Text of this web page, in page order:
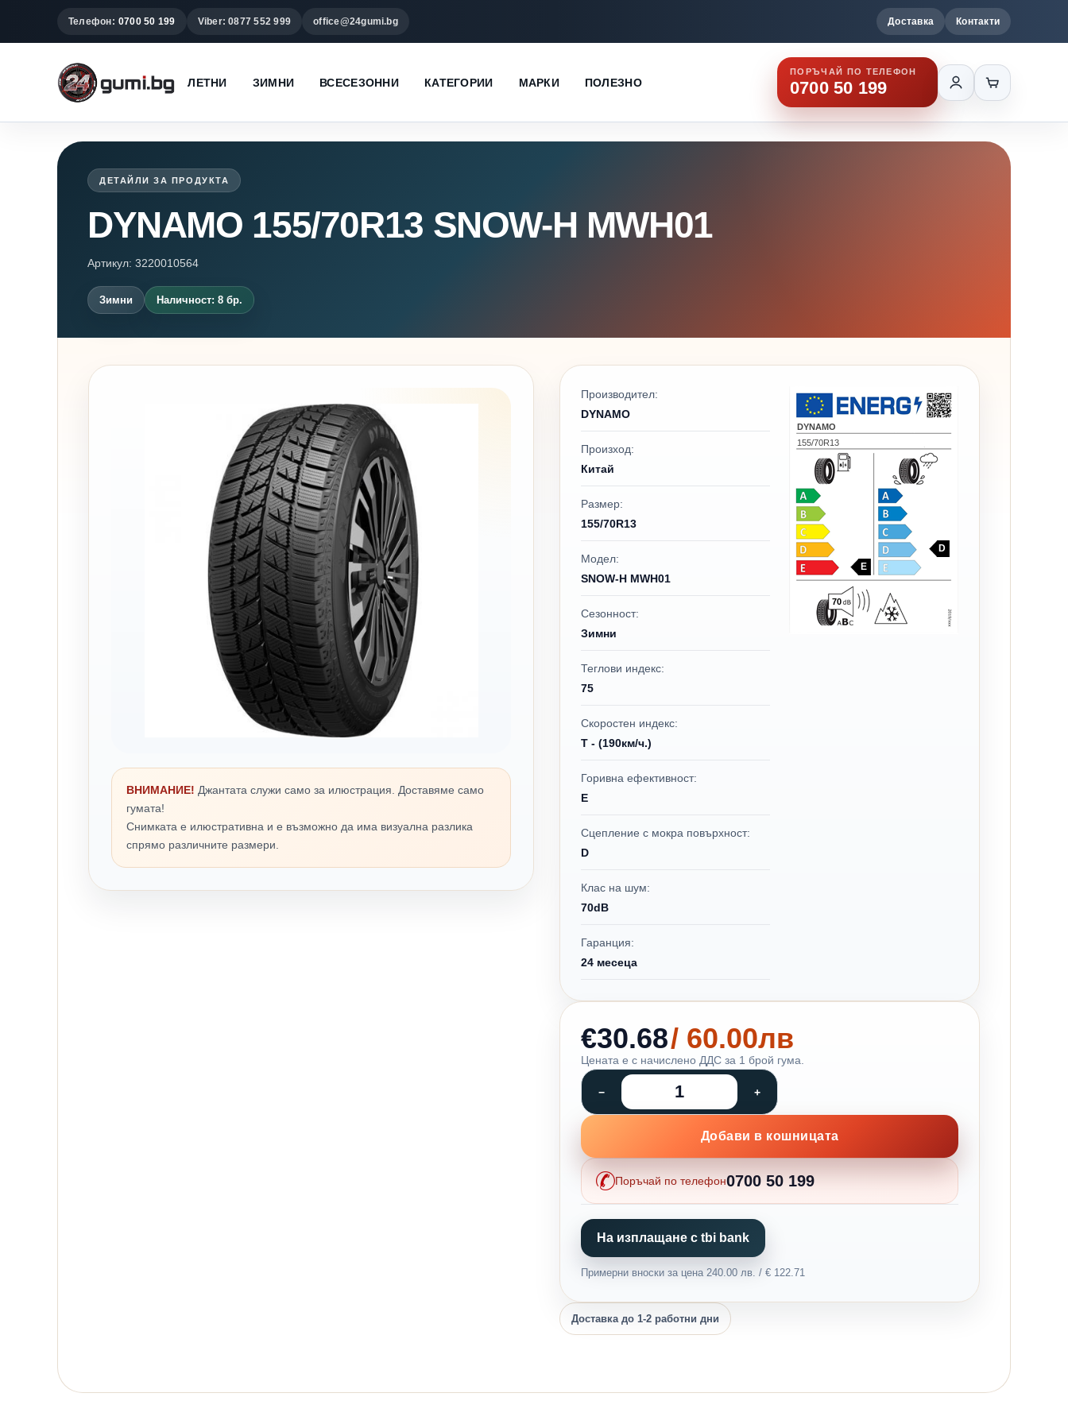
Телефон: 0700 50 199 Viber: 0877 552 999 office@24gumi.bg Доставка Контакти
ЛЕТНИ ЗИМНИ ВСЕСЕЗОННИ КАТЕГОРИИ МАРКИ ПОЛЕЗНО
ПОРЪЧАЙ ПО ТЕЛЕФОН
0700 50 199
ДЕТАЙЛИ ЗА ПРОДУКТА
DYNAMO 155/70R13 SNOW-H MWH01
Артикул: 3220010564
Зимни Наличност: 8 бр.
ВНИМАНИЕ! Джантата служи само за илюстрация. Доставяме само
гумата!
Снимката е илюстративна и е възможно да има визуална разлика
спрямо различните размери.
Производител:
DYNAMO
Произход:
Китай
Размер:
155/70R13
Модел:
SNOW-H MWH01
Сезонност:
Зимни
Теглови индекс:
75
Скоростен индекс:
T - (190км/ч.)
Горивна ефективност:
E
Сцепление с мокра повърхност:
D
Клас на шум:
70dB
Гаранция:
24 месеца
DYNAMO
155/70R13
E
D
70
€30.68/ 60.00лв
Цената е с начислено ДДС за 1 брой гума.
Добави в кошницата
Поръчай по телефон0700 50 199
На изплащане с tbi bank
Примерни вноски за цена 240.00 лв. / € 122.71
Доставка до 1-2 работни дни